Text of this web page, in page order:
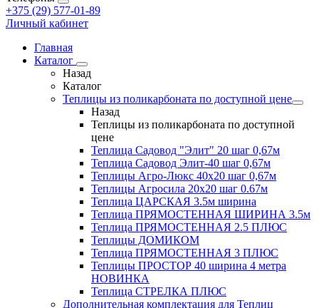
+375 (29) 577-01-89
Личный кабинет
Главная
Каталог
Назад
Каталог
Теплицы из поликарбоната по доступной цене
Назад
Теплицы из поликарбоната по доступной
цене
Теплица Садовод "Элит" 20 шаг 0,67м
Теплица Садовод Элит-40 шаг 0,67м
Теплицы Агро-Люкс 40х20 шаг 0,67м
Теплицы Агросила 20х20 шаг 0.67м
Теплица ЦАРСКАЯ 3.5м ширина
Теплица ПРЯМОСТЕННАЯ ШИРИНА 3.5м
Теплица ПРЯМОСТЕННАЯ 2.5 ПЛЮС
Теплицы ДОМИКОМ
Теплица ПРЯМОСТЕННАЯ 3 ПЛЮС
Теплицы ПРОСТОР 40 ширина 4 метра
НОВИНКА
Теплица СТРЕЛКА ПЛЮС
Дополнительная комплектация для Теплиц